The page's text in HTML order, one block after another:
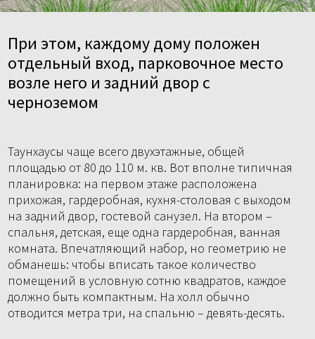
При этом, каждому дому положен
отдельный вход, парковочное место
возле него и задний двор с
черноземом
Таунхаусы чаще всего двухэтажные, общей
площадью от 80 до 110 м. кв. Вот вполне типичная
планировка: на первом этаже расположена
прихожая, гардеробная, кухня-столовая с выходом
на задний двор, гостевой санузел. На втором –
спальня, детская, еще одна гардеробная, ванная
комната. Впечатляющий набор, но геометрию не
обманешь: чтобы вписать такое количество
помещений в условную сотню квадратов, каждое
должно быть компактным. На холл обычно
отводится метра три, на спальню – девять-десять.